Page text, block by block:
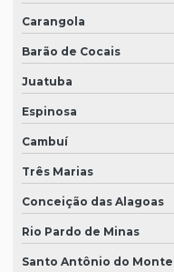
Carangola
Barão de Cocais
Juatuba
Espinosa
Cambuí
Três Marias
Conceição das Alagoas
Rio Pardo de Minas
Santo Antônio do Monte